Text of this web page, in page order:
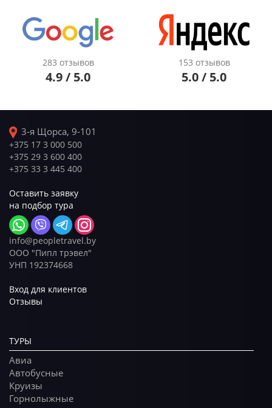
283 отзывов
4.9 / 5.0
153 отзывов
5.0 / 5.0
3-я Щорса, 9-101
+375 17 3 000 500
+375 29 3 600 400
+375 33 3 445 400
Оставить заявку
на подбор тура
info@peopletravel.by
ООО "Пипл трэвел"
УНП 192374668
Вход для клиентов
Отзывы
ТУРЫ
Авиа
Автобусные
Круизы
Горнолыжные